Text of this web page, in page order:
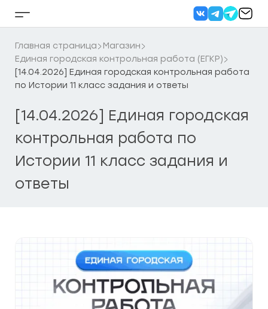
Кнопка
бокового
меню
Главная страница
Магазин
Единая городская контрольная работа (ЕГКР)
[14.04.2026] Единая городская контрольная работа
по Истории 11 класс задания и ответы
[14.04.2026] Единая городская
контрольная работа по
Истории 11 класс задания и
ответы